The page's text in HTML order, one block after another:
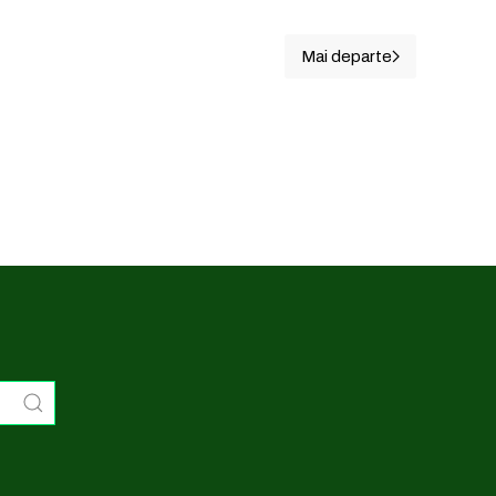
Articolul următor:
Mai departe